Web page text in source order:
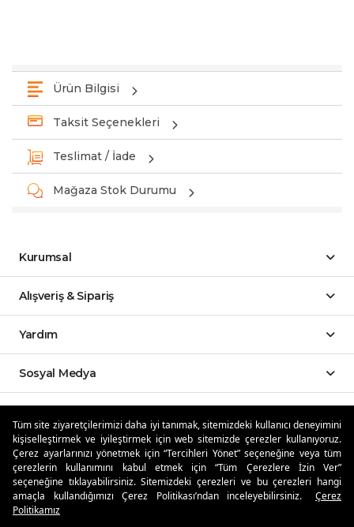
Tüm site ziyaretçilerimizi daha iyi tanımak, sitemizdeki kullanıcı deneyimini
kişiselleştirmek ve iyileştirmek için web sitemizde çerezler kullanıyoruz.
Çerez ayarlarınızı yönetmek için “Tercihleri Yönet” seçeneğine veya tüm
çerezlerin kullanımını kabul etmek için “Tüm Çerezlere İzin Ver”
seçeneğine tıklayabilirsiniz. Sitemizdeki çerezleri ve bu çerezleri hangi
amaçla kullandığımızı Çerez Politikası’ndan inceleyebilirsiniz.
Çerez
Politikamız
Ürün Bilgisi
Taksit Seçenekleri
Teslimat / İade
Mağaza Stok Durumu
Kurumsal
Alışveriş & Sipariş
Yardım
Sosyal Medya
Özdilekteyim'de Taksit Avantajları
Güvenli Alışveriş